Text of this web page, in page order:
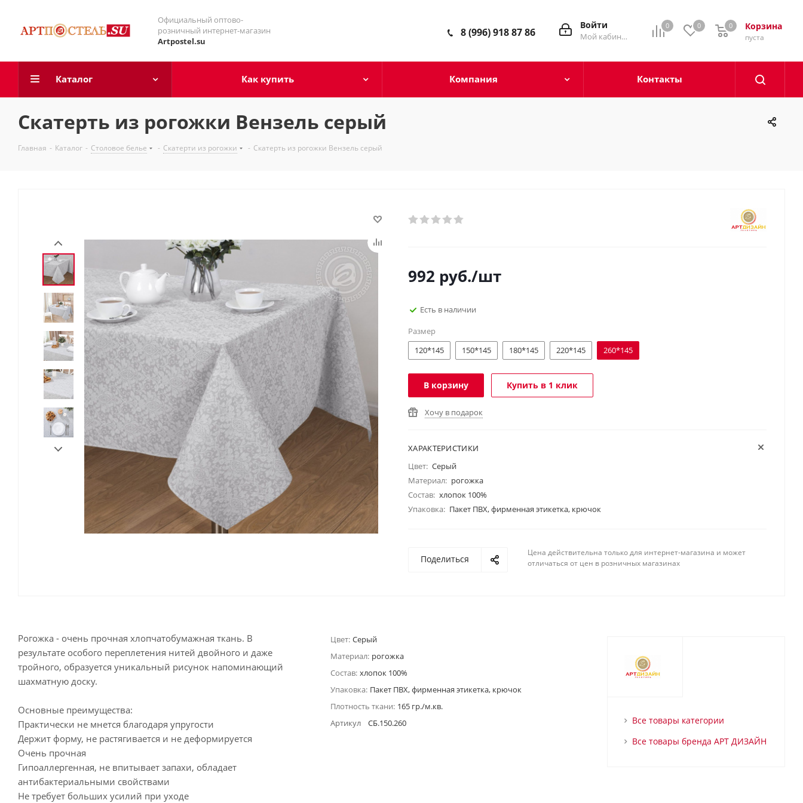
Официальный оптово-
розничный интернет-магазин
Artpostel.su
0 0 Корзина
0
пуста
0
Войти
Мой кабинет
8 (996) 918 87 86
Каталог Как купить Компания Контакты
Скатерть из рогожки Вензель серый
Главная - Каталог - Столовое белье - Скатерти из рогожки - Скатерть из рогожки Вензель серый
992 руб./шт
Есть в наличии
Размер
120*145
150*145 180*145 220*145 260*145
В корзину Купить в 1 клик
Хочу в подарок
ХАРАКТЕРИСТИКИ
Цвет: Серый
Материал: рогожка
Состав: хлопок 100%
Упаковка: Пакет ПВХ, фирменная этикетка, крючок
Поделиться
Цена действительна только для интернет-магазина и может
отличаться от цен в розничных магазинах
Рогожка - очень прочная хлопчатобумажная ткань. В
результате особого переплетения нитей двойного и даже
тройного, образуется уникальный рисунок напоминающий
шахматную доску.
Основные преимущества:
Практически не мнется благодаря упругости
Держит форму, не растягивается и не деформируется
Очень прочная
Гипоаллергенная, не впитывает запахи, обладает
антибактериальными свойствами
Не требует больших усилий при уходе
Цвет: Серый
Материал: рогожка
Состав: хлопок 100%
Упаковка: Пакет ПВХ, фирменная этикетка, крючок
Плотность ткани: 165 гр./м.кв.
Артикул
СБ.150.260
Все товары категории
Все товары бренда АРТ ДИЗАЙН